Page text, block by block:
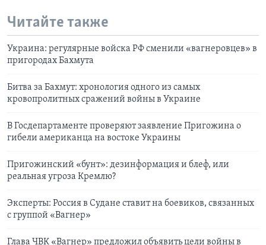
Читайте также
Украина: регулярные войска РФ сменили «вагнеровцев» в
пригородах Бахмута
Битва за Бахмут: хронология одного из самых
кровопролитных сражений войны в Украине
В Госдепартаменте проверяют заявление Пригожина о
гибели американца на востоке Украины
Пригожинский «бунт»: дезинформация и блеф, или
реальная угроза Кремлю?
Эксперты: Россия в Судане ставит на боевиков, связанных
с группой «Вагнер»
Глава ЧВК «Вагнер» предложил объявить цели войны в